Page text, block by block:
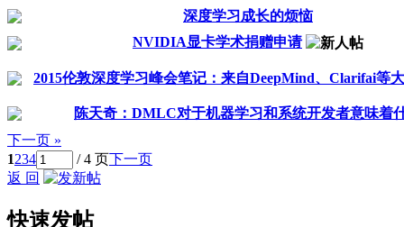
深度学习成长的烦恼
NVIDIA显卡学术捐赠申请
2015伦敦深度学习峰会笔记：来自DeepMind、Clarifai等
陈天奇：DMLC对于机器学习和系统开发者意味着
下一页 »
1234 / 4 页下一页
返 回
快速发帖